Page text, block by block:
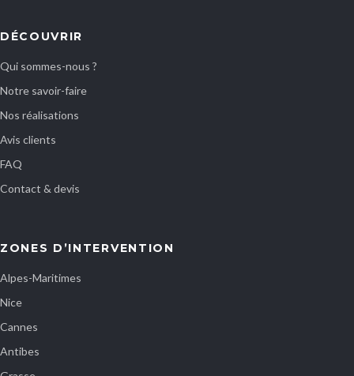
DÉCOUVRIR
Qui sommes-nous ?
Notre savoir-faire
Nos réalisations
Avis clients
FAQ
Contact & devis
ZONES D’INTERVENTION
Alpes-Maritimes
Nice
Cannes
Antibes